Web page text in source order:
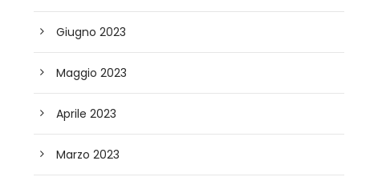
Giugno 2023
Maggio 2023
Aprile 2023
Marzo 2023